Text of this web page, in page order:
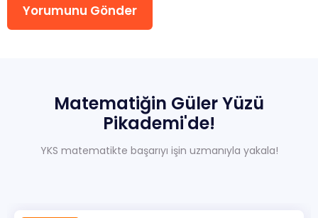
Sıkça Sorulan Sorular
Yorumunu Gönder
Matematiğin GülerYüzü
Pikademi'de!
YKS matematikte başarıyı işin uzmanıyla yakala!